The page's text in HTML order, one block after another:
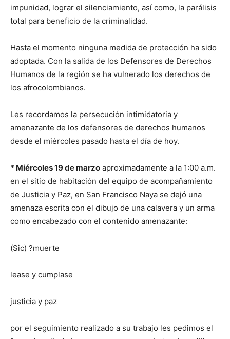
impunidad, lograr el silenciamiento, así como, la parálisis
total para beneficio de la criminalidad.
Hasta el momento ninguna medida de protección ha sido
adoptada. Con la salida de los Defensores de Derechos
Humanos de la región se ha vulnerado los derechos de
los afrocolombianos.
Les recordamos la persecución intimidatoria y
amenazante de los defensores de derechos humanos
desde el miércoles pasado hasta el día de hoy.
* Miércoles 19 de marzo aproximadamente a la 1:00 a.m.
en el sitio de habitación del equipo de acompañamiento
de Justicia y Paz, en San Francisco Naya se dejó una
amenaza escrita con el dibujo de una calavera y un arma
como encabezado con el contenido amenazante:
(Sic) ?muerte
lease y cumplase
justicia y paz
por el seguimiento realizado a su trabajo les pedimos el